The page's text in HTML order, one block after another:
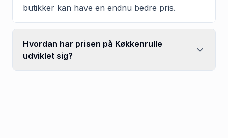
butikker kan have en endnu bedre pris.
Hvordan har prisen på Køkkenrulle
udviklet sig?